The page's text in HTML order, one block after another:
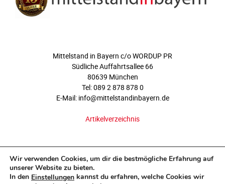
Mittelstand in Bayern c/o WORDUP PR
Südliche Auffahrtsallee 66
80639 München
Tel: 089 2 878 878 0
E-Mail: info@mittelstandinbayern.de
Artikelverzeichnis
Wir verwenden Cookies, um dir die bestmögliche Erfahrung auf
unserer Website zu bieten.
In den Einstellungen kannst du erfahren, welche Cookies wir